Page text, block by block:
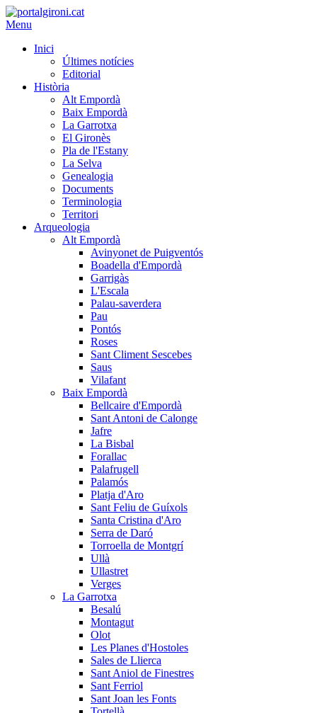
Menu
Inici
Últimes notícies
Editorial
Història
Alt Empordà
Baix Empordà
La Garrotxa
El Gironès
Pla de l'Estany
La Selva
Genealogia
Documents
Terminologia
Territori
Arqueologia
Alt Empordà
Avinyonet de Puigventós
Boadella d'Empordà
Garrigàs
L'Escala
Palau-saverdera
Pau
Pontós
Roses
Sant Climent Sescebes
Saus
Vilafant
Baix Empordà
Bellcaire d'Empordà
Sant Antoni de Calonge
Jafre
La Bisbal
Forallac
Palafrugell
Palamós
Platja d'Aro
Sant Feliu de Guíxols
Santa Cristina d'Aro
Serra de Daró
Torroella de Montgrí
Ullà
Ullastret
Verges
La Garrotxa
Besalú
Montagut
Olot
Les Planes d'Hostoles
Sales de Llierca
Sant Aniol de Finestres
Sant Ferriol
Sant Joan les Fonts